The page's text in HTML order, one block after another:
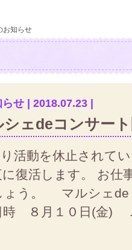
お知らせ
せ | 2018.07.23 |
ェdeコンサー
活動を休止されて
復活します。 お仕
ょう。 マルシェ
時 ８月１０日(金)